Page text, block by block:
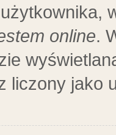
online.
liczony jako